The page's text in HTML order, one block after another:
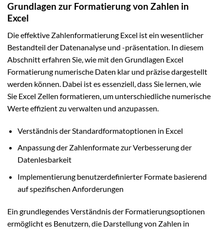
Grundlagen zur Formatierung von Zahlen in
Excel
Die effektive Zahlenformatierung Excel ist ein wesentlicher
Bestandteil der Datenanalyse und -präsentation. In diesem
Abschnitt erfahren Sie, wie mit den Grundlagen Excel
Formatierung numerische Daten klar und präzise dargestellt
werden können. Dabei ist es essenziell, dass Sie lernen, wie
Sie Excel Zellen formatieren, um unterschiedliche numerische
Werte effizient zu verwalten und anzupassen.
Verständnis der Standardformatoptionen in Excel
Anpassung der Zahlenformate zur Verbesserung der
Datenlesbarkeit
Implementierung benutzerdefinierter Formate basierend
auf spezifischen Anforderungen
Ein grundlegendes Verständnis der Formatierungsoptionen
ermöglicht es Benutzern, die Darstellung von Zahlen in